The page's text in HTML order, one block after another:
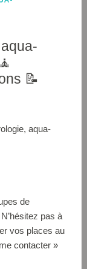
📝
aqua-
de
pas à
vos places au
contacter »